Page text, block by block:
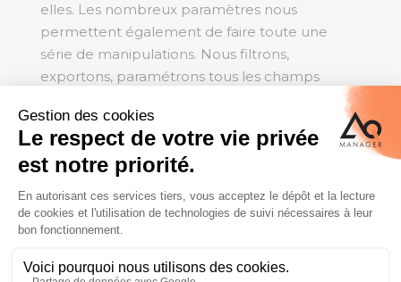
elles. Les nombreux paramètres nous
permettent également de faire toute une
série de manipulations. Nous filtrons,
exportons, paramétrons tous les champs
Cuisines Design Industries
Laurent MICHON
logiciel de GMAO nous est donc indispensable